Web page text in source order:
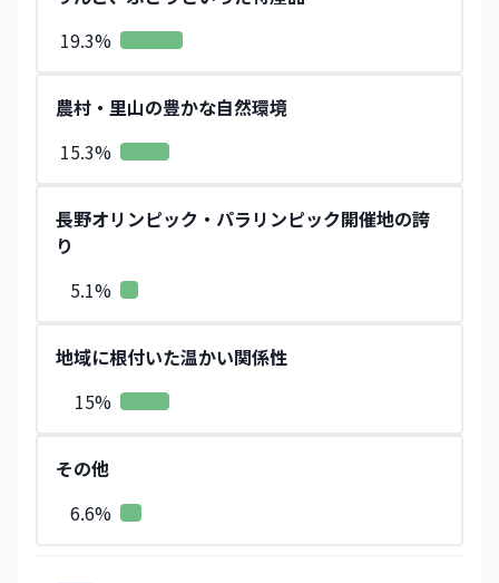
19.3%
農村・里山の豊かな自然環境
15.3%
長野オリンピック・パラリンピック開催地の誇
り
5.1%
地域に根付いた温かい関係性
15%
その他
6.6%